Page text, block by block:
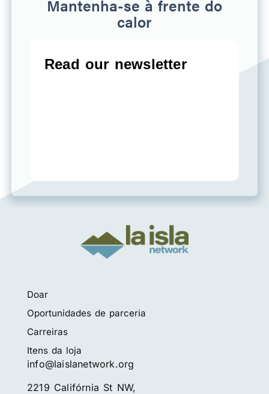
Mantenha-se à frente do
calor
Doar
Oportunidades de parceria
Carreiras
Itens da loja
info@laislanetwork.org
2219 Califórnia St NW,